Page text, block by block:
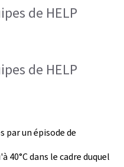
de HELP
de HELP
par un épisode de
dans le cadre duquel